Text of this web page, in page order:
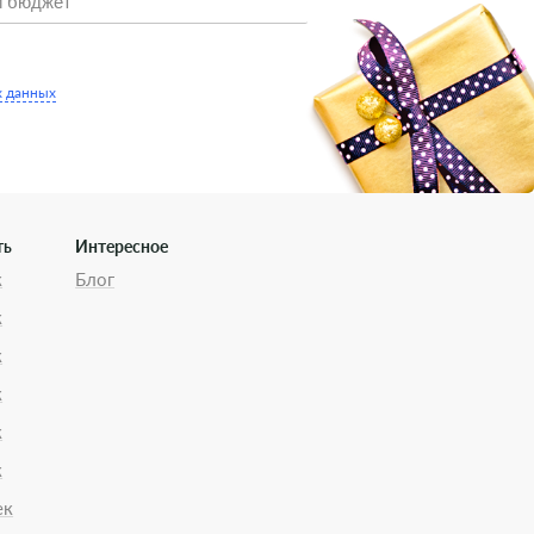
данных
Интересное
Блог